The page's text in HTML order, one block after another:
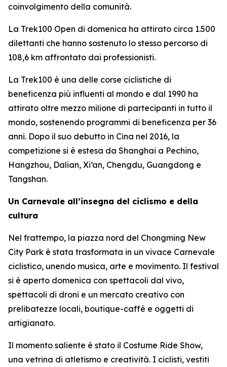
coinvolgimento della comunità.
La Trek100 Open di domenica ha attirato circa 1.500
dilettanti che hanno sostenuto lo stesso percorso di
108,6 km affrontato dai professionisti.
La Trek100 è una delle corse ciclistiche di
beneficenza più influenti al mondo e dal 1990 ha
attirato oltre mezzo milione di partecipanti in tutto il
mondo, sostenendo programmi di beneficenza per 36
anni. Dopo il suo debutto in Cina nel 2016, la
competizione si è estesa da Shanghai a Pechino,
Hangzhou, Dalian, Xi’an, Chengdu, Guangdong e
Tangshan.
Un Carnevale all’insegna del ciclismo e della
cultura
Nel frattempo, la piazza nord del Chongming New
City Park è stata trasformata in un vivace Carnevale
ciclistico, unendo musica, arte e movimento. Il festival
si è aperto domenica con spettacoli dal vivo,
spettacoli di droni e un mercato creativo con
prelibatezze locali, boutique-caffè e oggetti di
artigianato.
Il momento saliente è stato il Costume Ride Show,
una vetrina di atletismo e creatività. I ciclisti, vestiti